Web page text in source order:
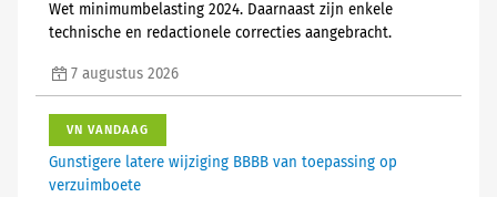
Wet minimumbelasting 2024. Daarnaast zijn enkele
technische en redactionele correcties aangebracht.
7 augustus 2026
VN VANDAAG
Gunstigere latere wijziging BBBB van toepassing op
verzuimboete